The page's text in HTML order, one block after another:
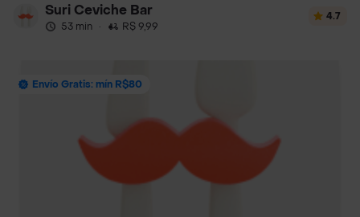
Suri Ceviche Bar
53 min · R$ 9,99
4.7
Envío Gratis: mín R$80